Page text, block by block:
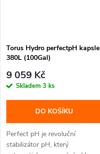
Torus Hydro perfectpH kapsle
380L (100Gal)
9 059 Kč
Skladem 3 ks
DO KOŠÍKU
Perfect pH je revoluční
stabilizátor pH, který